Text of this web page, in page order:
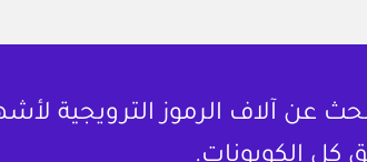
عن آلاف الرموز الترويجية